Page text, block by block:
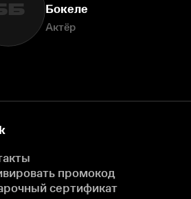
Бокеле
Актёр
промокод
сертификат